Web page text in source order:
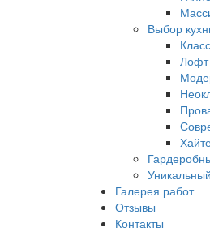
Выбор
Лофт
Галерея работ
Отзывы
Контакты